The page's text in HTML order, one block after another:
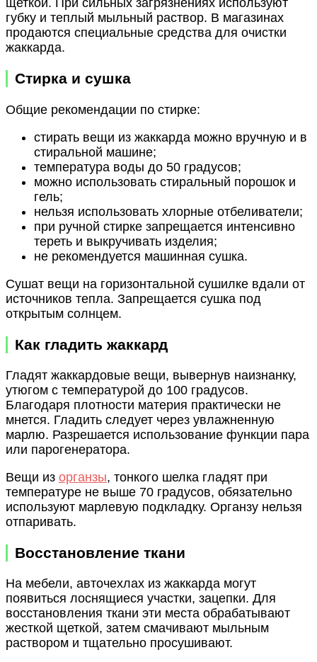
щеткой. При сильных загрязнениях используют
губку и теплый мыльный раствор. В магазинах
продаются специальные средства для очистки
жаккарда.
Стирка и сушка
Общие рекомендации по стирке:
стирать вещи из жаккарда можно вручную и в
стиральной машине;
температура воды до 50 градусов;
можно использовать стиральный порошок и
гель;
нельзя использовать хлорные отбеливатели;
при ручной стирке запрещается интенсивно
тереть и выкручивать изделия;
не рекомендуется машинная сушка.
Сушат вещи на горизонтальной сушилке вдали от
источников тепла. Запрещается сушка под
открытым солнцем.
Как гладить жаккард
Гладят жаккардовые вещи, вывернув наизнанку,
утюгом с температурой до 100 градусов.
Благодаря плотности материя практически не
мнется. Гладить следует через увлажненную
марлю. Разрешается использование функции пара
или парогенератора.
Вещи из органзы, тонкого шелка гладят при
температуре не выше 70 градусов, обязательно
используют марлевую подкладку. Органзу нельзя
отпаривать.
Восстановление ткани
На мебели, авточехлах из жаккарда могут
появиться лоснящиеся участки, зацепки. Для
восстановления ткани эти места обрабатывают
жесткой щеткой, затем смачивают мыльным
раствором и тщательно просушивают.